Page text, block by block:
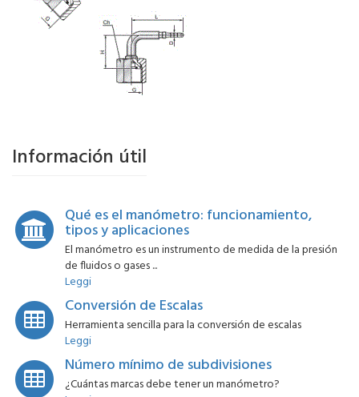
Información útil
Qué es el manómetro: funcionamiento,
tipos y aplicaciones
El manómetro es un instrumento de medida de la presión
de fluidos o gases ...
Leggi
Conversión de Escalas
Herramienta sencilla para la conversión de escalas
Leggi
Número mínimo de subdivisiones
¿Cuántas marcas debe tener un manómetro?